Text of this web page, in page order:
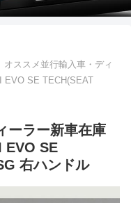
オススメ並行輸入車・ディ
EVO SE TECH(SEAT
ーラー新車在庫
EVO SE
右ハンドル